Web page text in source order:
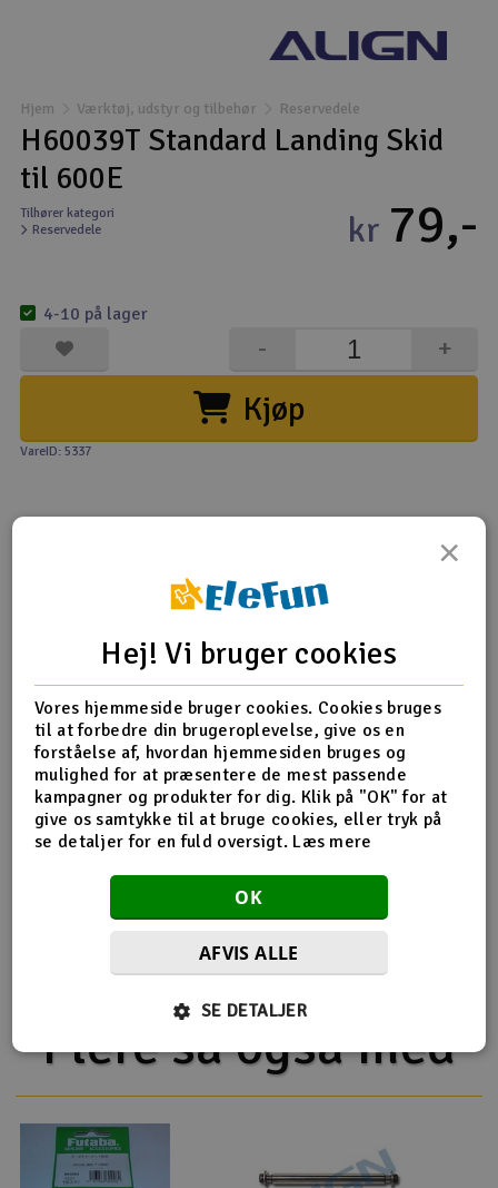
Droner til FPV
Fly
Helikopter
Modelbygg og byggesæt
Modeljernbane
Motor & tilbehør
Scooter & elkøretøj
Slot racing
Smarthjem, leg og hobby
Solenergi
Værktøj, udstyr og tilbehør
Hjem Værktøj, udstyr og tilbehør Reservedele
H60039T Standard Landing Skid
til 600E
Tilhører kategori
Reservedele
kr 79,-
Kjøp
+
-
4-10 på lager
VareID: 5337
Tip din ven Anmeldelser
Produkt information
H60039T Standard Landing Skid
Passer kun til 600E
forbundet med
Reservedeler Align T-Rex 600
H60038T Landing Skid til 600E
Flere så også med
×
Hej! Vi bruger cookies
Vores hjemmeside bruger cookies. Cookies bruges
til at forbedre din brugeroplevelse, give os en
forståelse af, hvordan hjemmesiden bruges og
mulighed for at præsentere de mest passende
kampagner og produkter for dig. Klik på "OK" for at
give os samtykke til at bruge cookies, eller tryk på
se detaljer for en fuld oversigt. Læs mere
OK
AFVIS ALLE
SE DETALJER